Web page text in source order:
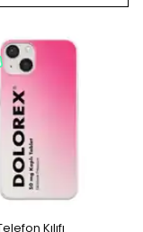
Kılıfı